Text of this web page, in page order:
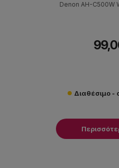
Denon AH-C500W
Διαθέσιμο -